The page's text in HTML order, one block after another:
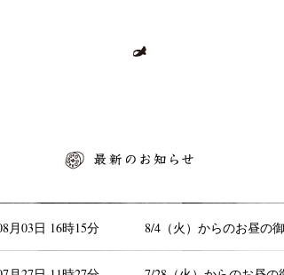
8/4（火）からのお昼の
月03日 16時15分